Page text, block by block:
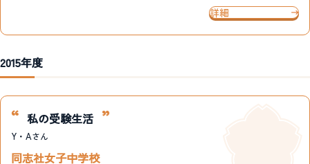
詳細
2015年度
私の受験生活
Y・Aさん
同志社女子中学校